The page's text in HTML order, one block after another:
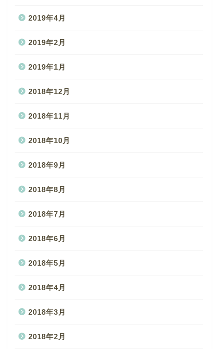
2019年4月
2019年2月
2019年1月
2018年12月
2018年11月
2018年10月
2018年9月
2018年8月
2018年7月
2018年6月
2018年5月
2018年4月
2018年3月
2018年2月